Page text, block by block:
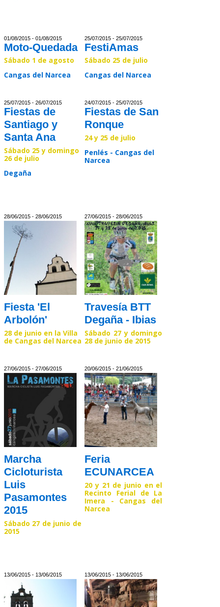
01/08/2015 - 01/08/2015
Moto-Quedada
Sábado 1 de agosto
Cangas del Narcea
25/07/2015 - 25/07/2015
FestiAmas
Sábado 25 de julio
Cangas del Narcea
25/07/2015 - 26/07/2015
Fiestas de
Santiago y
Santa Ana
Sábado 25 y domingo
26 de julio
Degaña
24/07/2015 - 25/07/2015
Fiestas de San
Ronque
24 y 25 de julio
Penlés - Cangas del
Narcea
28/06/2015 - 28/06/2015
Fiesta 'El
Arbolón'
28 de junio en la Villa
de Cangas del Narcea
27/06/2015 - 28/06/2015
Travesía BTT
Degaña - Ibias
Sábado 27 y domingo
28 de junio de 2015
27/06/2015 - 27/06/2015
Marcha
Cicloturista
Luis
Pasamontes
2015
Sábado 27 de junio de
2015
20/06/2015 - 21/06/2015
Feria
ECUNARCEA
20 y 21 de junio en el
Recinto Ferial de La
Imera - Cangas del
Narcea
13/06/2015 - 13/06/2015 13/06/2015 - 13/06/2015